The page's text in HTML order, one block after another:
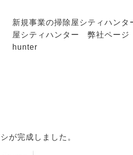
新規事業の掃除屋シティハン
屋シティハンター 弊社ペー
hunter
が完成しました。